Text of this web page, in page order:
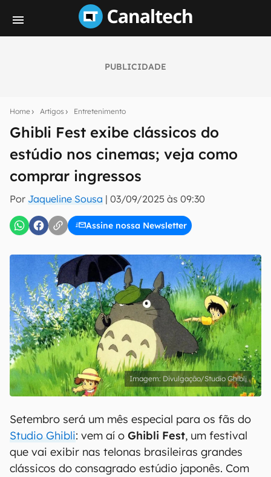
PUBLICIDADE
Home Artigos Entretenimento
Ghibli Fest exibe clássicos do
estúdio nos cinemas; veja como
comprar ingressos
Por Jaqueline Sousa | 03/09/2025 às 09:30
Assine nossa Newsletter
notícias e reviews sobre tecnologia em primeira
mão.
E-mail
inscreva-se
Uso e Política de Privacidade do Canaltech.
Divulgação/Studio Ghibli
Setembro será um mês especial para os fãs do
Studio Ghibli: vem aí o Ghibli Fest, um festival
que vai exibir nas telonas brasileiras grandes
clássicos do consagrado estúdio japonês. Com